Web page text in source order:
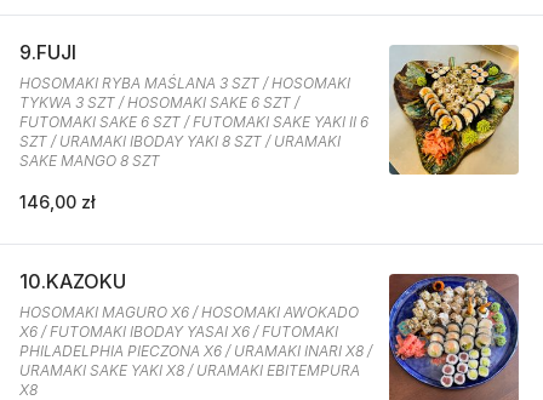
9.FUJI
HOSOMAKI RYBA MAŚLANA 3 SZT / HOSOMAKI
TYKWA 3 SZT / HOSOMAKI SAKE 6 SZT /
FUTOMAKI SAKE 6 SZT / FUTOMAKI SAKE YAKI II 6
SZT / URAMAKI IBODAY YAKI 8 SZT / URAMAKI
SAKE MANGO 8 SZT
146,00 zł
10.KAZOKU
HOSOMAKI MAGURO X6 / HOSOMAKI AWOKADO
X6 / FUTOMAKI IBODAY YASAI X6 / FUTOMAKI
PHILADELPHIA PIECZONA X6 / URAMAKI INARI X8 /
URAMAKI SAKE YAKI X8 / URAMAKI EBITEMPURA
X8